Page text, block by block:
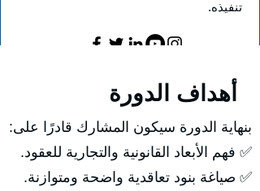
تنفيذه.
بنهاية الدورة سيكون المشارك قادرًا على:
✅ فهم الأبعاد القانونية والتجارية للعقود.
✅ صياغة بنود تعاقدية واضحة ومتوازنة.